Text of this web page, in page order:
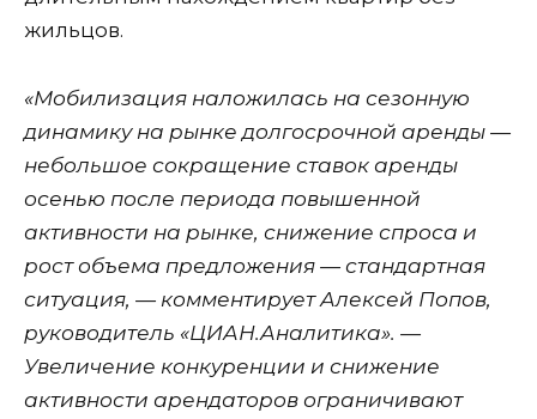
жильцов.
«Мобилизация наложилась на сезонную
динамику на рынке долгосрочной аренды —
небольшое сокращение ставок аренды
осенью после периода повышенной
активности на рынке, снижение спроса и
рост объема предложения — стандартная
ситуация, — комментирует Алексей Попов,
руководитель «ЦИАН.Аналитика». —
Увеличение конкуренции и снижение
активности арендаторов ограничивают